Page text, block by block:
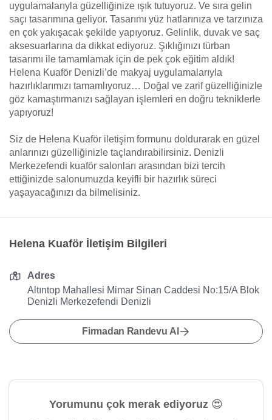
uygulamalarıyla güzelliğinize ışık tutuyoruz. Ve sıra gelin
saçı tasarımına geliyor. Tasarımı yüz hatlarınıza ve tarzınıza
en çok yakışacak şekilde yapıyoruz. Gelinlik, duvak ve saç
aksesuarlarına da dikkat ediyoruz. Şıklığınızı türban
tasarımı ile tamamlamak için de pek çok eğitim aldık!
Helena Kuaför Denizli’de makyaj uygulamalarıyla
hazırlıklarımızı tamamlıyoruz… Doğal ve zarif güzelliğinizle
göz kamaştırmanızı sağlayan işlemleri en doğru tekniklerle
yapıyoruz!
Siz de Helena Kuaför iletişim formunu doldurarak en güzel
anlarınızı güzelliğinizle taçlandırabilirsiniz. Denizli
Merkezefendi kuaför salonları arasından bizi tercih
ettiğinizde salonumuzda keyifli bir hazırlık süreci
yaşayacağınızı da bilmelisiniz.
Helena Kuaför İletişim Bilgileri
Adres
Altıntop Mahallesi Mimar Sinan Caddesi No:15/A Blok
Denizli Merkezefendi Denizli
Firmadan Randevu Al
Yorumunu çok merak ediyoruz 😍